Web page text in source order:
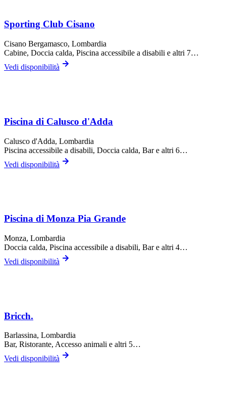
Sporting Club Cisano
Cisano Bergamasco, Lombardia
Cabine, Doccia calda, Piscina accessibile a disabili e altri 7…
Vedi disponibilità
Piscina di Calusco d'Adda
Calusco d'Adda, Lombardia
Piscina accessibile a disabili, Doccia calda, Bare altri 6…
Vedi disponibilità
Piscina di Monza Pia Grande
Monza, Lombardia
Doccia calda, Piscina accessibile a disabili, Bare altri 4…
Vedi disponibilità
Bricch.
Barlassina, Lombardia
Bar, Ristorante, Accesso animali e altri 5…
Vedi disponibilità